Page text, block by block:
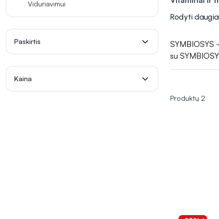
Viduriavimui
Paskirtis
Kaina
medžiagų
sumažinti
Virškinimo
lėtinėmis
bei prisidėti
Rodyti
SYMBIOSYS
su
Produktų 2